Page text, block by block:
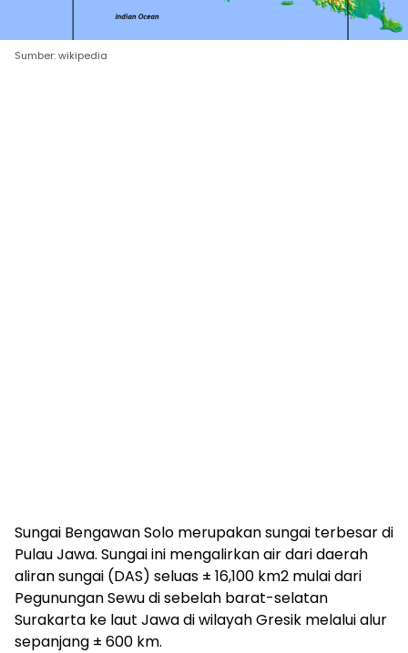
Sumber: wikipedia
Sungai Bengawan Solo merupakan sungai terbesar di
Pulau Jawa. Sungai ini mengalirkan air dari daerah
aliran sungai (DAS) seluas ± 16,100 km2 mulai dari
Pegunungan Sewu di sebelah barat-selatan
Surakarta ke laut Jawa di wilayah Gresik melalui alur
sepanjang ± 600 km.